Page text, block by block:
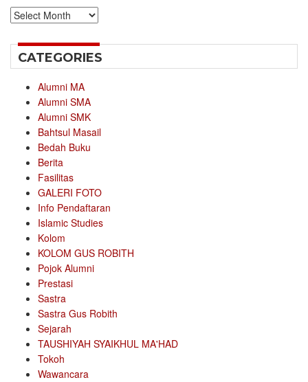
Archives
CATEGORIES
Alumni MA
Alumni SMA
Alumni SMK
Bahtsul Masail
Bedah Buku
Berita
Fasilitas
GALERI FOTO
Info Pendaftaran
Islamic Studies
Kolom
KOLOM GUS ROBITH
Pojok Alumni
Prestasi
Sastra
Sastra Gus Robith
Sejarah
TAUSHIYAH SYAIKHUL MA'HAD
Tokoh
Wawancara